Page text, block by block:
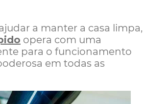
a manter a casa limpa,
opera com uma
para o funcionamento
em todas as